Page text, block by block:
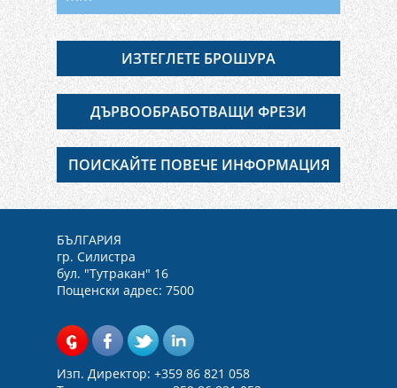
ИЗТЕГЛЕТЕ БРОШУРА
ДЪРВООБРАБОТВАЩИ ФРЕЗИ
ПОИСКАЙТЕ ПОВЕЧЕ ИНФОРМАЦИЯ
БЪЛГАРИЯ
гр. Силистра
бул. "Тутракан" 16
Пощенски адрес: 7500
Изп. Директор: +359 86 821 058